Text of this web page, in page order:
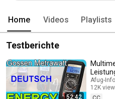
Home Videos Playlists
Testberichte
52:42
Metrawatt METRAHIT
Praxis
Afug-Info
12K